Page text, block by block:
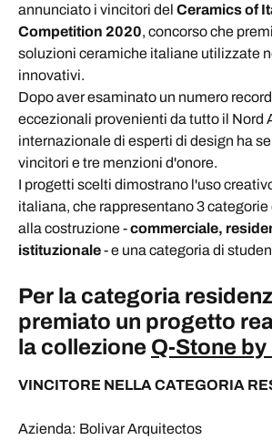
annunciato i vincitori del Ceramics of
Competition 2020, concorso che
soluzioni ceramiche italiane utilizzate
innovativi.
Dopo aver esaminato un numero
eccezionali provenienti da tutto il Nord
internazionale di esperti di design ha
vincitori e tre menzioni d'onore.
I progetti scelti dimostrano l'uso
italiana, che rappresentano 3
alla costruzione -commerciale,
istituzionale- e una categoria di
Per la categoria
premiato un progetto
la collezione Q-Stone
VINCITORE NELLA CATEGORIA
Azienda: Bolivar Arquitectos